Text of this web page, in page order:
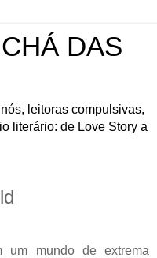
DAS
leitoras compulsivas,
literário: de Love Story a
um mundo de extrema